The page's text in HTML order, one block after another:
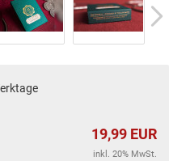
19,99 EUR
inkl. 20% MwSt.